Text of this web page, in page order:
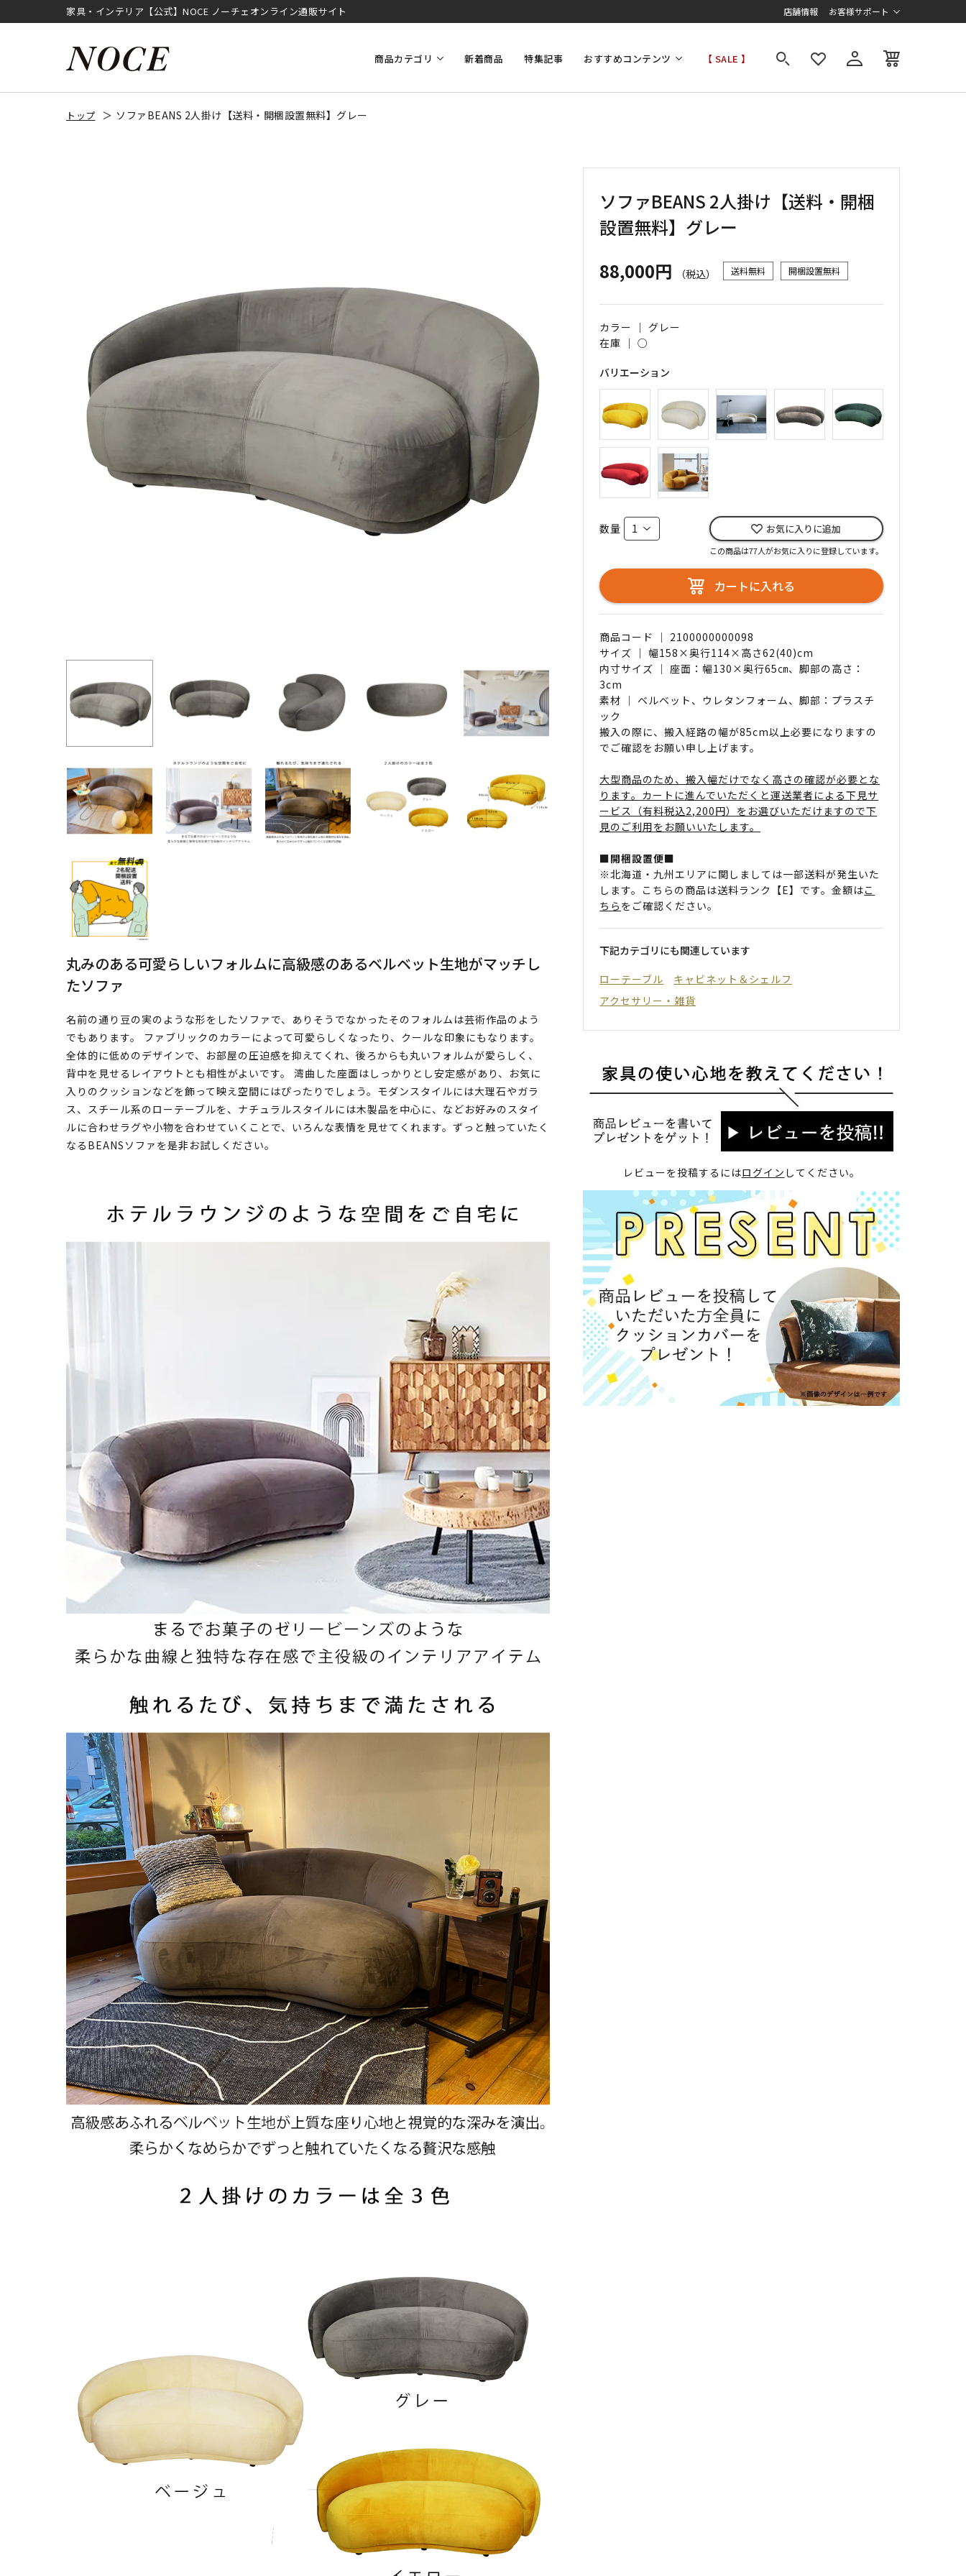
家具・インテリア【公式】NOCE ノーチェオンライン通販サイト 店舗情報 お客様サポート
商品カテゴリ 新着商品 特集記事 おすすめコンテンツ 【 SALE 】
トップ ソファBEANS 2人掛け【送料・開梱設置無料】グレー
丸みのある可愛らしいフォルムに高級感のあるベルベット生地がマッチし
たソファ
名前の通り豆の実のような形をしたソファで、ありそうでなかったそのフォルムは芸術作品のよう
でもあります。 ファブリックのカラーによって可愛らしくなったり、クールな印象にもなります。
全体的に低めのデザインで、お部屋の圧迫感を抑えてくれ、後ろからも丸いフォルムが愛らしく、
背中を見せるレイアウトとも相性がよいです。 湾曲した座面はしっかりとし安定感があり、お気に
入りのクッションなどを飾って映え空間にはぴったりでしょう。モダンスタイルには大理石やガラ
ス、スチール系のローテーブルを、ナチュラルスタイルには木製品を中心に、などお好みのスタイ
ルに合わせラグや小物を合わせていくことで、いろんな表情を見せてくれます。ずっと触っていたく
なるBEANSソファを是非お試しください。
ソファBEANS 2人掛け【送料・開梱
設置無料】グレー
88,000円
（税込） 送料無料 開梱設置無料
カラー ｜ グレー
在庫 ｜○
バリエーション
数量 お気に入りに追加
この商品は77人がお気に入りに登録しています。
カートに入れる
商品コード ｜ 2100000000098
サイズ ｜ 幅158×奥行114×高さ62(40)cm
内寸サイズ ｜ 座面：幅130×奥行65㎝、脚部の高さ：
3cm
素材 ｜ ベルベット、ウレタンフォーム、脚部：プラスチ
ック
搬入の際に、搬入経路の幅が85cm以上必要になりますの
でご確認をお願い申し上げます。
大型商品のため、搬入幅だけでなく高さの確認が必要とな
ります。カートに進んでいただくと運送業者による下見サ
ービス（有料税込2,200円）をお選びいただけますので下
見のご利用をお願いいたします。
■開梱設置便■
※北海道・九州エリアに関しましては一部送料が発生いた
します。こちらの商品は送料ランク【E】です。金額はこ
ちら をご確認ください。
下記カテゴリにも関連しています
ローテーブル
キャビネット＆シェルフ
アクセサリー・雑貨
レビューを投稿するにはログイン してください。